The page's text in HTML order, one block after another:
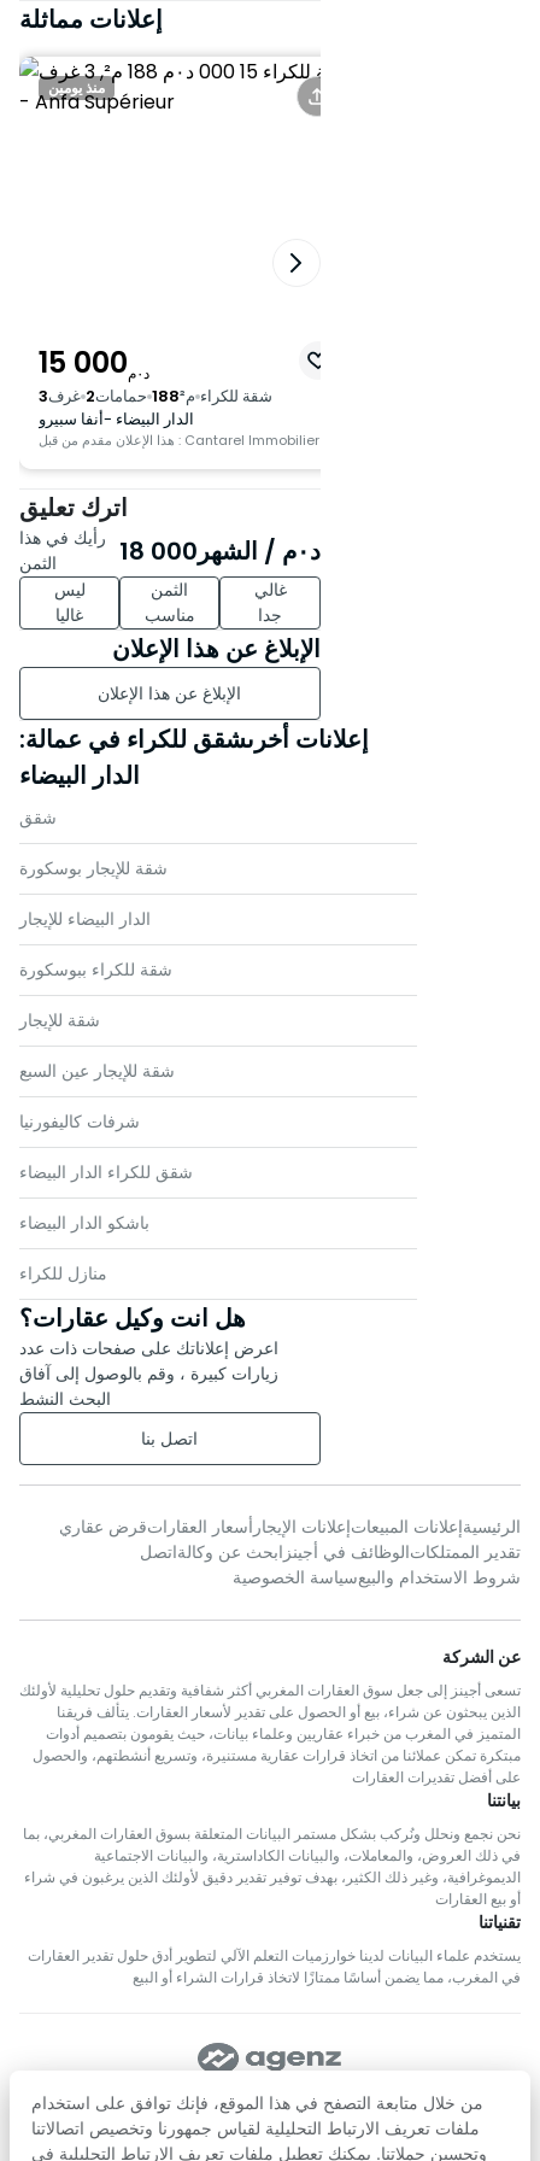
إعلانات مماثلة
منذ يومين
15 000 د٠م
3غرف 2حمامات 188 م² شقة للكراء
الدار البيضاء -أنفا سبيرو
هذا الإعلان مقدم من قبل : Cantarel Immobilier
اترك تعليق
رأيك في هذا
الثمن
18 000 د٠م / الشهر
ليس
غاليا
الثمن
مناسب
غالي
جدا
الإبلاغ عن هذا الإعلان
الإبلاغ عن هذا الإعلان
إعلانات أخرىشقق للكراء في عمالة:
الدار البيضاء
شقق
شقة للإيجار بوسكورة
الدار البيضاء للإيجار
شقة للكراء ببوسكورة
شقة للإيجار
شقة للإيجار عين السبع
شرفات كاليفورنيا
شقق للكراء الدار البيضاء
باشكو الدار البيضاء
منازل للكراء
هل انت وكيل عقارات؟
اعرض إعلاناتك على صفحات ذات عدد
زيارات كبيرة ، وقم بالوصول إلى آفاق
البحث النشط
اتصل بنا
الرئيسيةإعلانات المبيعاتإعلانات الإيجار أسعار العقاراتقرض عقاري
تقدير الممتلكاتالوظائف في أجينز ابحث عن وكالةاتصل
شروط الاستخدام والبيعسياسة الخصوصية
عن الشركة
تسعى أجينز إلى جعل سوق العقارات المغربي أكثر شفافية وتقديم حلول تحليلية لأولئك
الذين يبحثون عن شراء، بيع أو الحصول على تقدير لأسعار العقارات. يتألف فريقنا
المتميز في المغرب من خبراء عقاريين وعلماء بيانات، حيث يقومون بتصميم أدوات
مبتكرة تمكن عملائنا من اتخاذ قرارات عقارية مستنيرة، وتسريع أنشطتهم، والحصول
على أفضل تقديرات العقارات
بيانتنا
نحن نجمع ونحلل ونُركب بشكل مستمر البيانات المتعلقة بسوق العقارات المغربي، بما
في ذلك العروض، والمعاملات، والبيانات الكاداسترية، والبيانات الاجتماعية
الديموغرافية، وغير ذلك الكثير، بهدف توفير تقدير دقيق لأولئك الذين يرغبون في شراء
أو بيع العقارات
تقنياتنا
يستخدم علماء البيانات لدينا خوارزميات التعلم الآلي لتطوير أدق حلول تقدير العقارات
في المغرب، مما يضمن أساسًا ممتازًا لاتخاذ قرارات الشراء أو البيع
تابعنا
من خلال متابعة التصفح في هذا الموقع، فإنك توافق على استخدام
ملفات تعريف الارتباط التحليلية لقياس جمهورنا وتخصيص اتصالاتنا
وتحسين حملاتنا. يمكنك تعطيل ملفات تعريف الارتباط التحليلية في